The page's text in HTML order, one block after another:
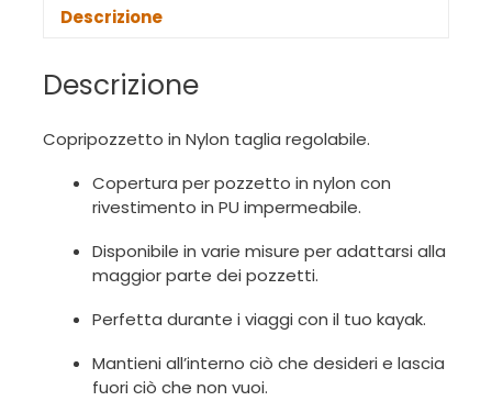
Descrizione
Descrizione
Copripozzetto in Nylon taglia regolabile.
Copertura per pozzetto in nylon con
rivestimento in PU impermeabile.
Disponibile in varie misure per adattarsi alla
maggior parte dei pozzetti.
Perfetta durante i viaggi con il tuo kayak.
Mantieni all’interno ciò che desideri e lascia
fuori ciò che non vuoi.